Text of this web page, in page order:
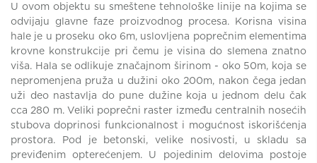
U ovom objektu su smeštene tehnološke linije na kojima se
odvijaju glavne faze proizvodnog procesa. Korisna visina
hale je u proseku oko 6m, uslovljena poprečnim elementima
krovne konstrukcije pri čemu je visina do slemena znatno
viša. Hala se odlikuje značajnom širinom - oko 50m, koja se
nepromenjena pruža u dužini oko 200m, nakon čega jedan
uži deo nastavlja do pune dužine koja u jednom delu čak
cca 280 m. Veliki poprečni raster između centralnih nosećih
stubova doprinosi funkcionalnost i mogućnost iskorišćenja
prostora. Pod je betonski, velike nosivosti, u skladu sa
previđenim opterećenjem. U pojedinim delovima postoje